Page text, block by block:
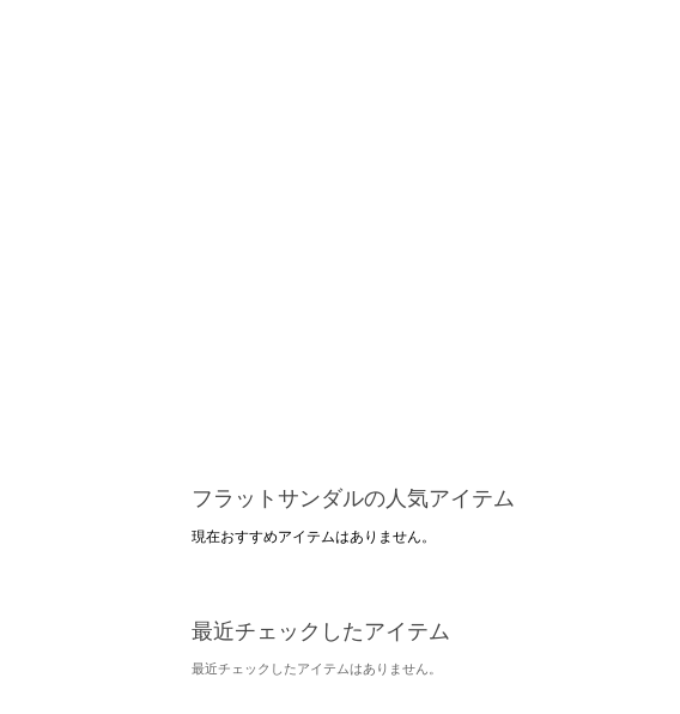
フラットサンダルの人気アイテム
現在おすすめアイテムはありません。
最近チェックしたアイテム
最近チェックしたアイテムはありません。